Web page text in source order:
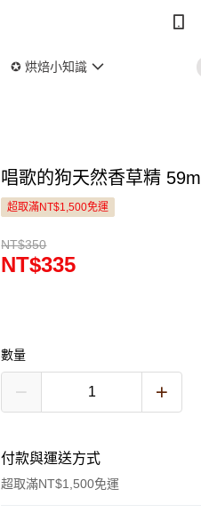
✪ 烘焙小知識
唱歌的狗天然香草精 59ml
超取滿NT$1,500免運
NT$350
NT$335
數量
付款與運送方式
超取滿NT$1,500免運